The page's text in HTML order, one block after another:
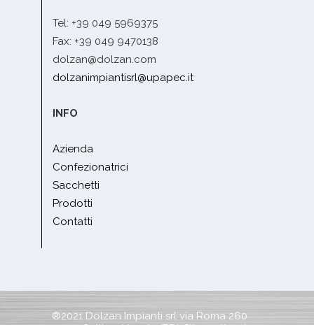
Tel: +39 049 5969375
Fax: +39 049 9470138
dolzan@dolzan.com
dolzanimpiantisrl@upapec.it
INFO
Azienda
Confezionatrici
Sacchetti
Prodotti
Contatti
®2021 Dolzan Impianti srl via Roma 260